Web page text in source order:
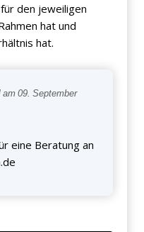
den jeweiligen
hat und
hat.
09. September
eine Beratung an